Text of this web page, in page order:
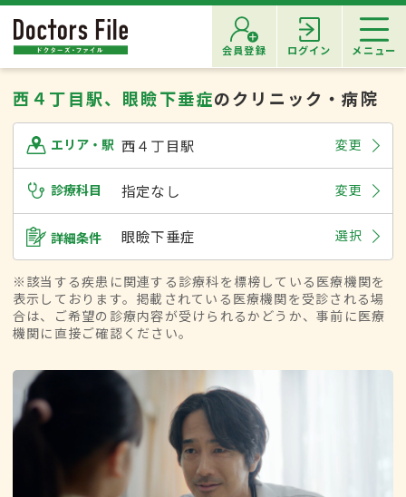
会員登録 ログイン メニュー
西４丁目駅、眼瞼下垂症のクリニック・病院
エリア・駅 西４丁目駅 変更
診療科目 指定なし 変更
詳細条件 眼瞼下垂症 選択
※該当する疾患に関連する診療科を標榜している医療機関を
表示しております。掲載されている医療機関を受診される場
合は、ご希望の診療内容が受けられるかどうか、事前に医療
機関に直接ご確認ください。